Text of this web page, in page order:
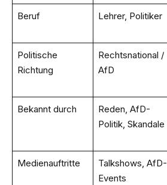
Beruf Lehrer, Politiker
Politische
Richtung
Rechtsnational /
AfD
Bekannt durch
Reden, AfD-
Politik, Skandale
Medienauftritte
Talkshows, AfD-
Events